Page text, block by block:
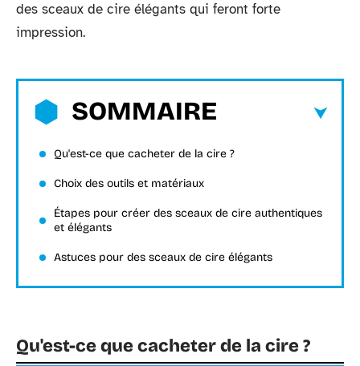
des sceaux de cire élégants qui feront forte
impression.
SOMMAIRE
Qu'est-ce que cacheter de la cire ?
Choix des outils et matériaux
Étapes pour créer des sceaux de cire authentiques
et élégants
Astuces pour des sceaux de cire élégants
Qu'est-ce que cacheter de la cire ?